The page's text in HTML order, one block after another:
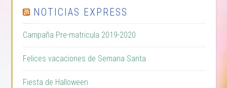
NOTICIAS EXPRESS
Campaña Pre-matricula 2019-2020
Felices vacaciones de Semana Santa
Fiesta de Halloween